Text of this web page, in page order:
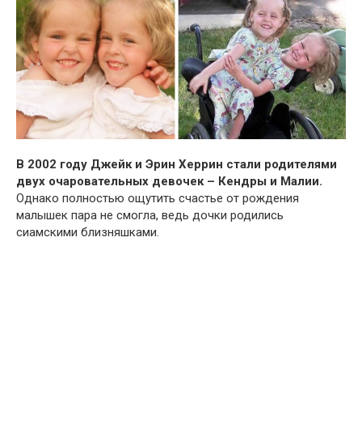
В 2002 году Джейк и Эрин Херрин стали родителями
двух очаровательных девочек – Кендры и Малии.
Однако полностью ощутить счастье от рождения
малышек пара не смогла, ведь дочки родились
сиамскими близняшками.